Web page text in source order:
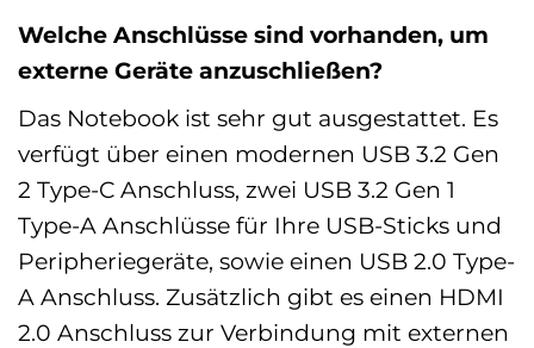
Welche Anschlüsse sind vorhanden, um
externe Geräte anzuschließen?
Das Notebook ist sehr gut ausgestattet. Es
verfügt über einen modernen USB 3.2 Gen
2 Type-C Anschluss, zwei USB 3.2 Gen 1
Type-A Anschlüsse für Ihre USB-Sticks und
Peripheriegeräte, sowie einen USB 2.0 Type-
A Anschluss. Zusätzlich gibt es einen HDMI
2.0 Anschluss zur Verbindung mit externen